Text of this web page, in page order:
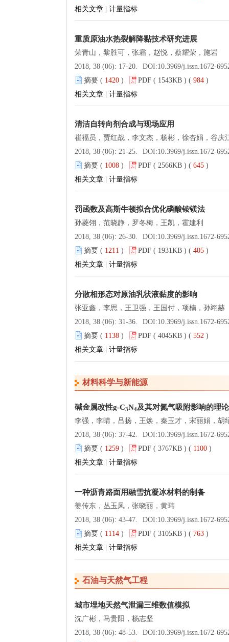
相关文章
计量指标
重质原油水热裂解降黏技术研究进展
荣青山，黎胜可，张霜，赵悦，蔡耀荣，施岩
2018, 38 (06): 17-20.
DOI:10.3969/j.issn.1672-
摘要 ( 1420 ) PDF ( 1543KB ) ( 984 )
相关文章
计量指标
清洁自转向剂合成与现场应用
崔福员，贾红战，李文杰，杨彬，徐杏娟，谷庆
2018, 38 (06): 21-25.
DOI:10.3969/j.issn.1672-
摘要 ( 1008 ) PDF ( 2566KB ) ( 645 )
相关文章
计量指标
罚函数及高斯牛顿拟合优化磷酸铵镁法
孙菱翎，范晓静，罗冬梅，王凯，霍建利
2018, 38 (06): 26-30.
DOI:10.3969/j.issn.1672-
摘要 ( 1211 ) PDF ( 1931KB ) ( 405 )
相关文章
计量指标
分散相形态对原油乳状液黏度的影响
张亚鑫，李思，王卫强，王国付，项楠，孙翊赫
2018, 38 (06): 31-36.
DOI:10.3969/j.issn.1672-
摘要 ( 1138 ) PDF ( 4045KB ) ( 552 )
相关文章
计量指标
材料科学与新能源
碱金属改性g-C3N4及其对氮气吸附影响的理
李强，李晴，吕扬，王焕，秦玉才，宋丽娟，胡
2018, 38 (06): 37-42.
DOI:10.3969/j.issn.1672-
摘要 ( 1259 ) PDF ( 3767KB ) ( 1100 )
相关文章
计量指标
一种沥青路面用融雪抗凝冰材料的制备
姜传东，丛玉凤，张晓丽，黄玮
2018, 38 (06): 43-47.
DOI:10.3969/j.issn.1672-
摘要 ( 1114 ) PDF ( 3105KB ) ( 763 )
相关文章
计量指标
石油与天然气工程
城市埋地天然气泄漏三维数值模拟
沈广彬，马贵阳，杨志坚
2018, 38 (06): 48-53.
DOI:10.3969/j.issn.1672-